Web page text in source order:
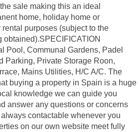
sale making this an ideal
home, holiday home or
purposes (subject to the
obtained).SPECIFICATION
Pool, Communal Gardens, Padel
Parking, Private Storage Roon,
Mains Utilities, H/C A/C. The
buying a property in Spain is a huge
knowledge we can guide you
answer any questions or concerns
contactable whenever you
on our own website meet fully